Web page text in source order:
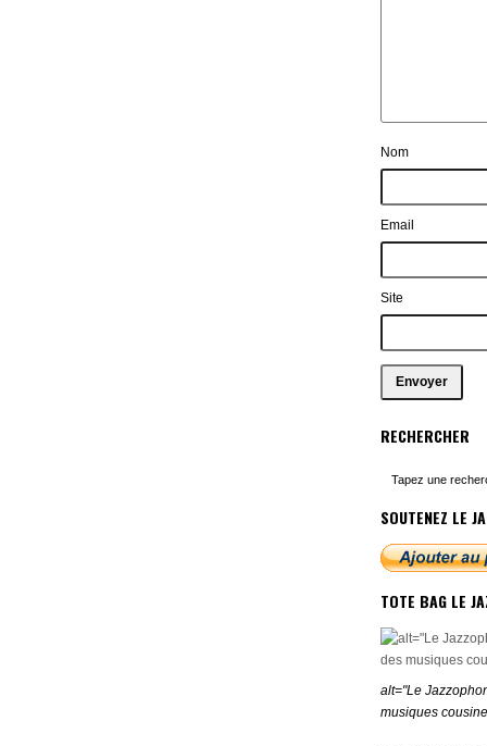
Nom
Email
Site
RECHERCHER
SOUTENEZ LE
TOTE BAG LE
alt="Le
musiques